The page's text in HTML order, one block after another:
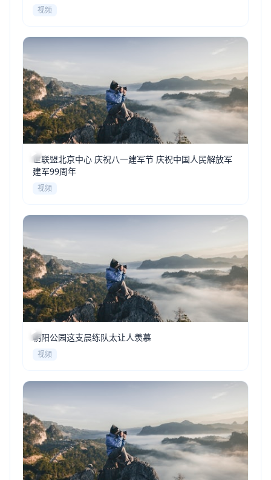
视频
世联盟北京中心 庆祝八一建军节 庆祝中国人民解放军
建军99周年
视频
朝阳公园这支晨练队太让人羡慕
视频